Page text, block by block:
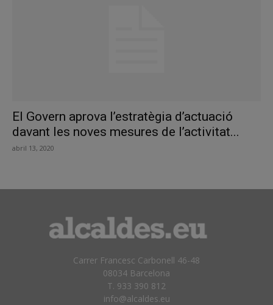
El Govern aprova l’estratègia d’actuació
davant les noves mesures de l’activitat...
abril 13, 2020
Carrer Francesc Carbonell 46-48
08034 Barcelona
T. 933 390 812
info@alcaldes.eu